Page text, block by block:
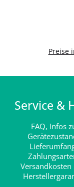
Preise
Service &
FAQ, Infos
Versandkosten